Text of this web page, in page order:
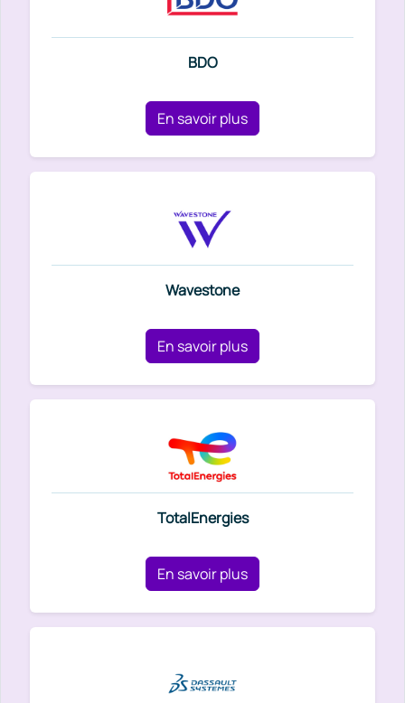
BDO
En savoir plus
Wavestone
En savoir plus
TotalEnergies
En savoir plus